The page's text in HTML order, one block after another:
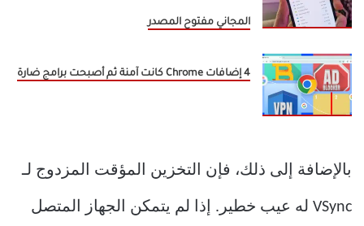
المجاني مفتوح المصدر
4 إضافات Chrome كانت آمنة ثم أصبحت برامج ضارة
بالإضافة إلى ذلك، فإن التخزين المؤقت المزدوج لـ
VSync له عيب خطير. إذا لم يتمكن الجهاز المتصل